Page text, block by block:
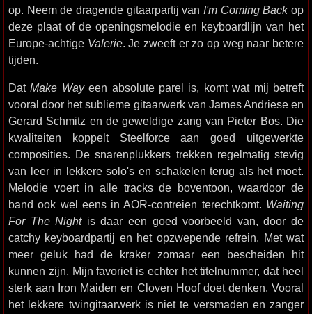
op. Neem de dragende gitaarpartij van I'm Coming Backop
deze plaat of de openingsmelodie en keyboardlijn van het
Europe-achtige Valerie. Je zweeft er zo op weg naar betere
tijden.
DatMake Wayeen absolute parel is, komt wat mij betreft
vooral door het sublieme gitaarwerk van James Andriese en
Gerard Schmitz en de geweldige zang van Pieter Bos. Die
kwaliteiten koppelt Steelforce aan goed uitgewerkte
composities. De snarenplukkers trekken regelmatig stevig
van leer in lekkere solo's en schakelen terug als het moet.
Melodie voert in alle tracks de boventoon, waardoor de
band ook wel eens in AOR-contreien terechtkomt. Waiting
For The Nightis daar een goed voorbeeld van, door de
catchy keyboardpartij en het opzwepende refrein. Met wat
meer geluk had de kraker zomaar een bescheiden hit
kunnen zijn. Mijn favoriet is echter het titelnummer, dat heel
sterk aan Iron Maiden en Cloven Hoof doet denken. Vooral
het lekkere twingitaarwerk is niet te versmaden en zanger